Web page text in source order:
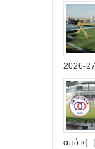
2026-
από κ[...]